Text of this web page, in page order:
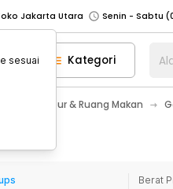
Jakarta Utara
Toko Tangerang
Cikupa
Pick n Go Jakarta Barat
Senin -
Pick n Go Bekasi
Senin - Jumat
Senin - Jumat
Senin - Sabtu
Jakarta Barat
Senin - Sabtu
Kategori
Dapur & Ruang Makan
Berat
sesuai